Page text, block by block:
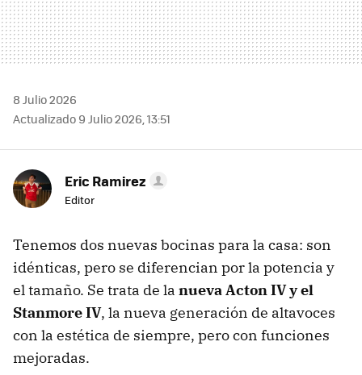
8 Julio 2026
Actualizado 9 Julio 2026, 13:51
Eric Ramirez
Editor
Tenemos dos nuevas bocinas para la casa: son
idénticas, pero se diferencian por la potencia y
el tamaño. Se trata de la nueva Acton IV yel
Stanmore IV, la nueva generación de altavoces
con la estética de siempre, pero con funciones
mejoradas.